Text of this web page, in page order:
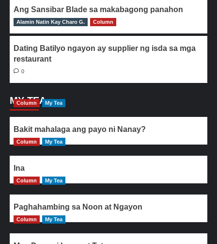
Ang Sansibar Blade sa makabagong panahon
0
Alamin Natin Kay Charo G. Column
Dating Batilyo ngayon ay supplier ng isda sa mga
restaurant
0
MY TEA
Column My Tea
Bakit mahalaga ang payo ni Nanay?
Column My Tea
Ina
Column My Tea
Paghahambing sa Noon at Ngayon
Column My Tea